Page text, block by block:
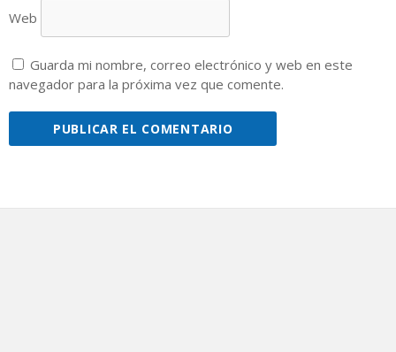
Web
Guarda mi nombre, correo electrónico y web en este
navegador para la próxima vez que comente.